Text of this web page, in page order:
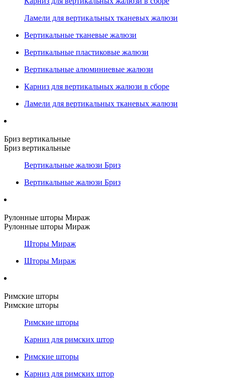
Ламели для вертикальных тканевых жалюзи
Вертикальные тканевые жалюзи
Вертикальные пластиковые жалюзи
Вертикальные алюминиевые жалюзи
Карниз для вертикальных жалюзи в сборе
Ламели для вертикальных тканевых жалюзи
Бриз вертикальные
Бриз вертикальные
Вертикальные жалюзи Бриз
Вертикальные жалюзи Бриз
Рулонные шторы Мираж
Рулонные шторы Мираж
Шторы Мираж
Шторы Мираж
Римские шторы
Римские шторы
Римские шторы
Карниз для римских штор
Римские шторы
Карниз для римских штор